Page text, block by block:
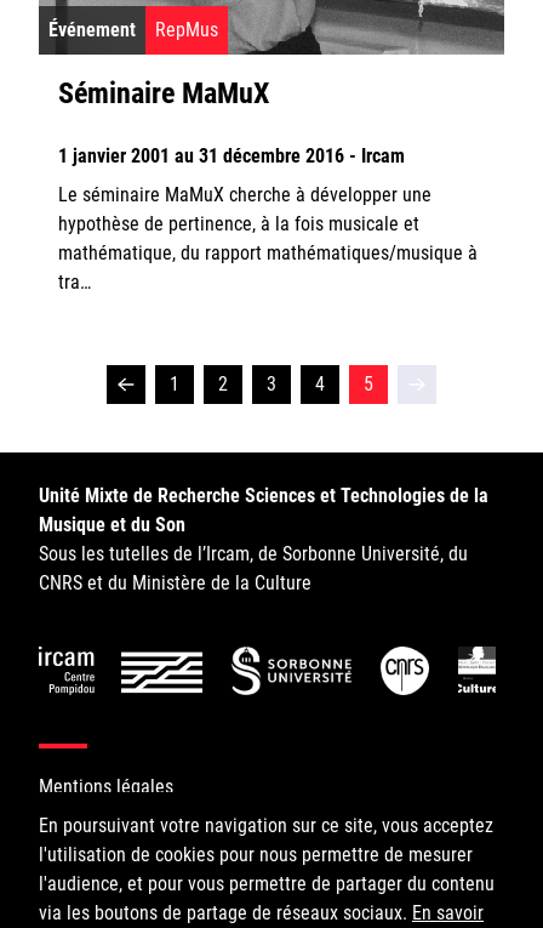
Événement RepMus
Séminaire MaMuX
1 janvier 2001 au 31 décembre 2016 - Ircam
Le séminaire MaMuX cherche à développer une
hypothèse de pertinence, à la fois musicale et
mathématique, du rapport mathématiques/musique à
tra…
1 2 3 4 5
En poursuivant votre navigation sur ce site, vous acceptez
l'utilisation de cookies pour nous permettre de mesurer
l'audience, et pour vous permettre de partager du contenu
via les boutons de partage de réseaux sociaux. En savoir
Unité Mixte de Recherche Sciences et Technologies de la
Musique et du Son
Sous les tutelles de l’Ircam, de Sorbonne Université, du
CNRS et du Ministère de la Culture
Mentions légales
©IRCAM, 2026. All Rights Reserved.
1, place Igor-Stravinsky